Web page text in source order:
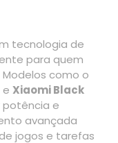
tecnologia de
para quem
como o
e Xiaomi Black
potência e
avançada
jogos e tarefas